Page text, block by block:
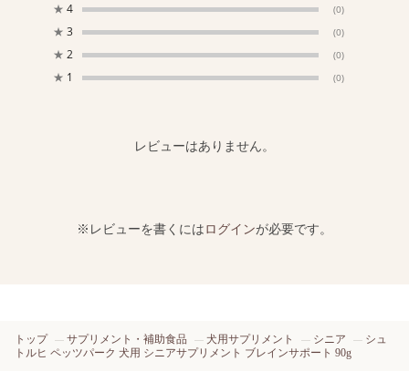
★ 4 (0)
★ 3 (0)
★ 2 (0)
★ 1 (0)
レビューはありません。
※レビューを書くにはログインが必要です。
トップ サプリメント・補助食品 犬用サプリメント シニア
シュ
トルヒ ペッツパーク 犬用 シニアサプリメント ブレインサポート 90g